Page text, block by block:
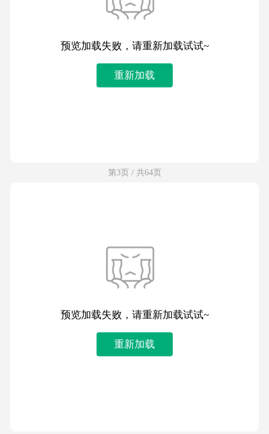
预览加载失败，请重新加载试试~
重新加载
第3页 / 共64页
预览加载失败，请重新加载试试~
重新加载